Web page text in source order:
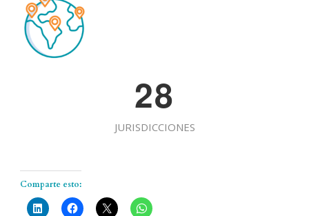
28
JURISDICCIONES
Comparte esto: